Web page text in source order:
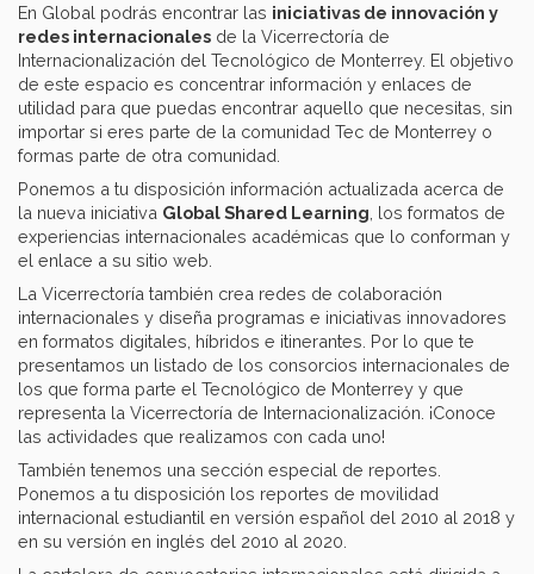
En Global podrás encontrar las iniciativas de innovación y
redes internacionales de la Vicerrectoría de
Internacionalización del Tecnológico de Monterrey. El objetivo
de este espacio es concentrar información y enlaces de
utilidad para que puedas encontrar aquello que necesitas, sin
importar si eres parte de la comunidad Tec de Monterrey o
formas parte de otra comunidad.
Ponemos a tu disposición información actualizada acerca de
la nueva iniciativa Global Shared Learning , los formatos de
experiencias internacionales académicas que lo conforman y
el enlace a su sitio web.
La Vicerrectoría también crea redes de colaboración
internacionales y diseña programas e iniciativas innovadores
en formatos digitales, híbridos e itinerantes. Por lo que te
presentamos un listado de los consorcios internacionales de
los que forma parte el Tecnológico de Monterrey y que
representa la Vicerrectoría de Internacionalización. ¡Conoce
las actividades que realizamos con cada uno!
También tenemos una sección especial de reportes.
Ponemos a tu disposición los reportes de movilidad
internacional estudiantil en versión español del 2010 al 2018 y
en su versión en inglés del 2010 al 2020.